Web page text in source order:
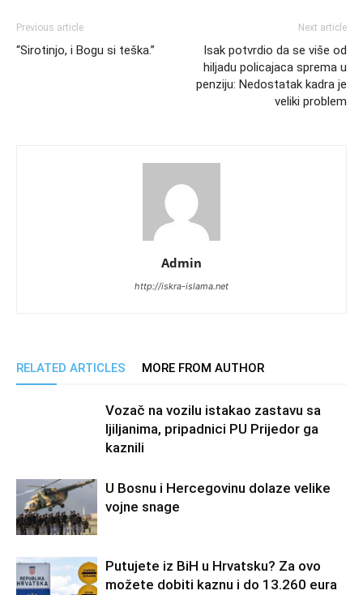
Previous article
“Sirotinjo, i Bogu si teška.”
Next article
Isak potvrdio da se više od
hiljadu policajaca sprema u
penziju: Nedostatak kadra je
veliki problem
Admin
http://iskra-islama.net
RELATED ARTICLES MORE FROM AUTHOR
Vozač na vozilu istakao zastavu sa
ljiljanima, pripadnici PU Prijedor ga
kaznili
U Bosnu i Hercegovinu dolaze velike
vojne snage
Putujete iz BiH u Hrvatsku? Za ovo
možete dobiti kaznu i do 13.260 eura